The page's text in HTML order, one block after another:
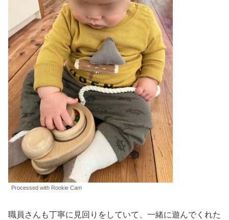
Processed with Rookie Cam
職員さんも丁寧に見回りをしていて、一緒に遊んでくれた